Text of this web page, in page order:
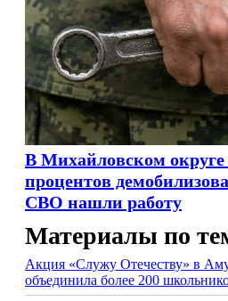
В Михайловском округе
процентов
СВО нашли работу
Материалы по
Акция «Служу Отечеству» в
объединила более 200